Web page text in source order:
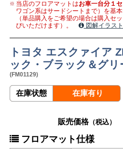
当店のフロアマットはお車一台分１
ワゴン系はサードシートまで）を基
（単品購入をご希望の場合は購入セ
びいただけます）。
図解イラス
トヨタ エスクァイア
ック・ブラック＆グリ
(FM01129)
在庫状態 在庫有り
販売価格（税込）
フロアマット仕様